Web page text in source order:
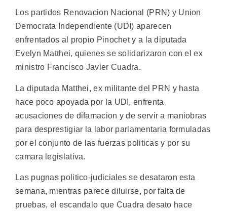
Los partidos Renovacion Nacional (PRN) y Union
Democrata Independiente (UDI) aparecen
enfrentados al propio Pinochet y a la diputada
Evelyn Matthei, quienes se solidarizaron con el ex
ministro Francisco Javier Cuadra.
La diputada Matthei, ex militante del PRN y hasta
hace poco apoyada por la UDI, enfrenta
acusaciones de difamacion y de servir a maniobras
para desprestigiar la labor parlamentaria formuladas
por el conjunto de las fuerzas politicas y por su
camara legislativa.
Las pugnas politico-judiciales se desataron esta
semana, mientras parece diluirse, por falta de
pruebas, el escandalo que Cuadra desato hace